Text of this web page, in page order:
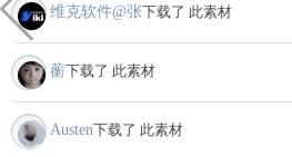
维克软件@张下载了 此素材
蘅下载了 此素材
Austen下载了 此素材